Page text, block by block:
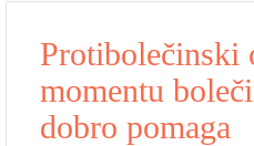
Protibolečinski
momentu
dobro pomaga